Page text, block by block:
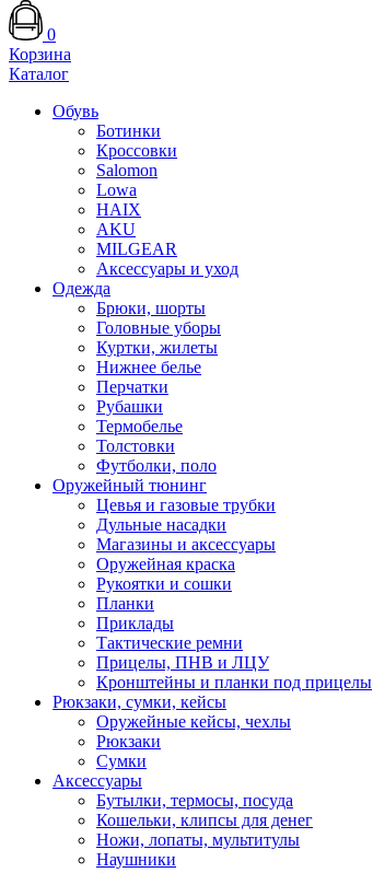
0
Корзина
Каталог
Обувь
Ботинки
Кроссовки
Salomon
Lowa
HAIX
AKU
MILGEAR
Аксессуары и уход
Одежда
Брюки, шорты
Головные уборы
Куртки, жилеты
Нижнее белье
Перчатки
Рубашки
Термобелье
Толстовки
Футболки, поло
Оружейный тюнинг
Цевья и газовые трубки
Дульные насадки
Магазины и аксессуары
Оружейная краска
Рукоятки и сошки
Планки
Приклады
Тактические ремни
Прицелы, ПНВ и ЛЦУ
Кронштейны и планки под прицелы
Рюкзаки, сумки, кейсы
Оружейные кейсы, чехлы
Рюкзаки
Сумки
Аксессуары
Бутылки, термосы, посуда
Кошельки, клипсы для денег
Ножи, лопаты, мультитулы
Наушники